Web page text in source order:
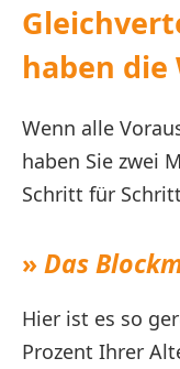
haben die
Wenn alle
haben Sie zwei
Schritt für
»Das
Hier ist es so
Prozent Ihrer